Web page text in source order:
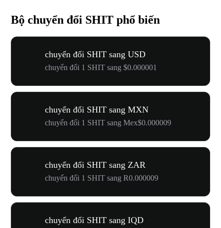
Bộ chuyển đổi SHIT phổ biến
chuyển đổi SHIT sang USD
chuyển đổi 1 SHIT sang $0.000001
chuyển đổi SHIT sang MXN
chuyển đổi 1 SHIT sang Mex$0.000009
chuyển đổi SHIT sang ZAR
chuyển đổi 1 SHIT sang R0.000009
chuyển đổi SHIT sang IQD